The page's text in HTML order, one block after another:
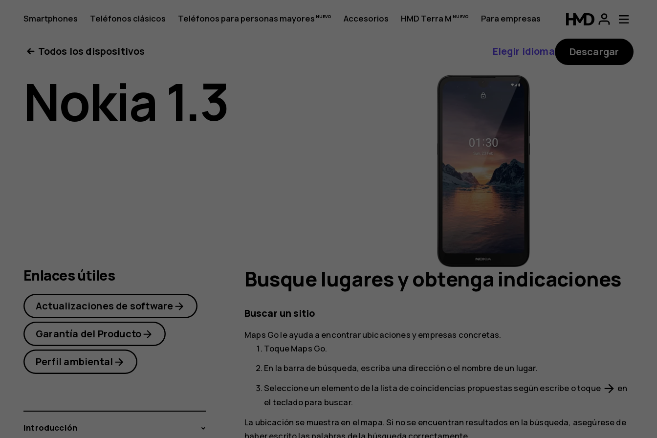
Manual
de
usuario
1.3
Smartphones Teléfonos clásicos Teléfonos para personas mayores Accesorios HMD Terra M
Para empresas
Todos los dispositivos Elegir idioma Descargar
Nokia 1.3
Busque lugares y obtenga indicaciones
Buscar un sitio
Maps Gole ayuda a encontrar ubicaciones y empresas concretas.
ToqueMaps Go.
En la barra de búsqueda, escriba una dirección o el nombre de un lugar.
Seleccione un elemento de la lista de coincidencias propuestas según escribe o toque arrow_forward en
el teclado para buscar.
La ubicación se muestra en el mapa. Si no se encuentran resultados en la búsqueda, asegúrese de
haber escrito las palabras de la búsqueda correctamente.
Enlaces útiles
Actualizaciones de software
Garantía del Producto
Perfil ambiental
Introducción